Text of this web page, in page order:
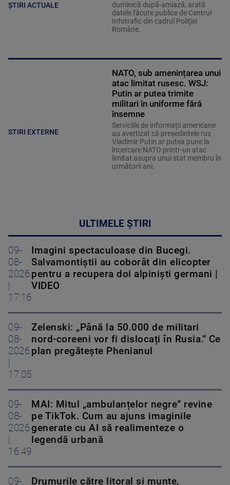
ȘTIRI ACTUALE
duminică după-amiază, arată
datele făcute publice de Centrul
Infotrafic din cadrul Poliţiei
Române.
STIRI EXTERNE
NATO, sub amenințarea unui
atac limitat rusesc. WSJ:
Putin ar putea trimite
militari în uniforme fără
însemne
Serviciile de informații americane
au avertizat că președintele rus
Vladimir Putin ar putea pune la
încercare NATO printr-un atac
limitat asupra unui stat membru în
următorii ani.
ULTIMELE ȘTIRI
09-
08-
2026
|
17:16
Imagini spectaculoase din Bucegi.
Salvamontiștii au coborât din elicopter
pentru a recupera doi alpiniști germani |
VIDEO
09-
08-
2026
|
17:05
Zelenski: „Până la 50.000 de militari
nord-coreeni vor fi dislocați în Rusia.” Ce
plan pregătește Phenianul
09-
08-
2026
|
16:49
MAI: Mitul „ambulanțelor negre” revine
pe TikTok. Cum au ajuns imaginile
generate cu AI să realimenteze o
legendă urbană
09-
Drumurile către litoral și munte,